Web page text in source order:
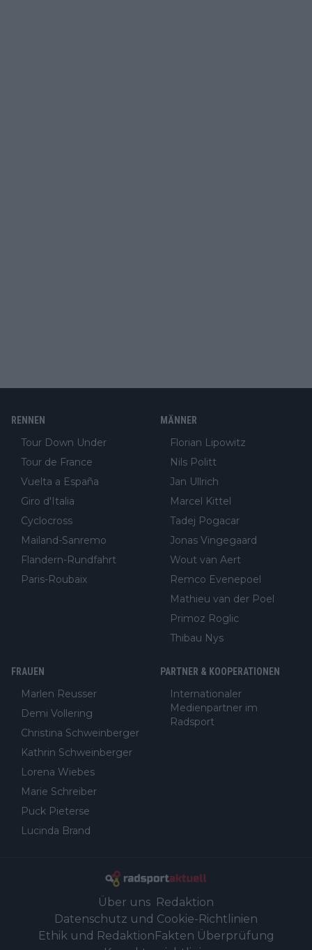
RENNEN
Tour Down Under
Tour de France
Vuelta a España
Giro d'Italia
Cyclocross
Mailand-Sanremo
Flandern-Rundfahrt
Paris-Roubaix
MÄNNER
Florian Lipowitz
Nils Politt
Jan Ullrich
Marcel Kittel
Tadej Pogacar
Jonas Vingegaard
Wout van Aert
Remco Evenepoel
Mathieu van der Poel
Primoz Roglic
Thibau Nys
FRAUEN
Marlen Reusser
Demi Vollering
Christina Schweinberger
Kathrin Schweinberger
Lorena Wiebes
Marie Schreiber
Puck Pieterse
Lucinda Brand
PARTNER & KOOPERATIONEN
Internationaler
Medienpartner im
Radsport
Über uns Redaktion
Datenschutz und Cookie-Richtlinien
Ethik und RedaktionFakten Überprüfung